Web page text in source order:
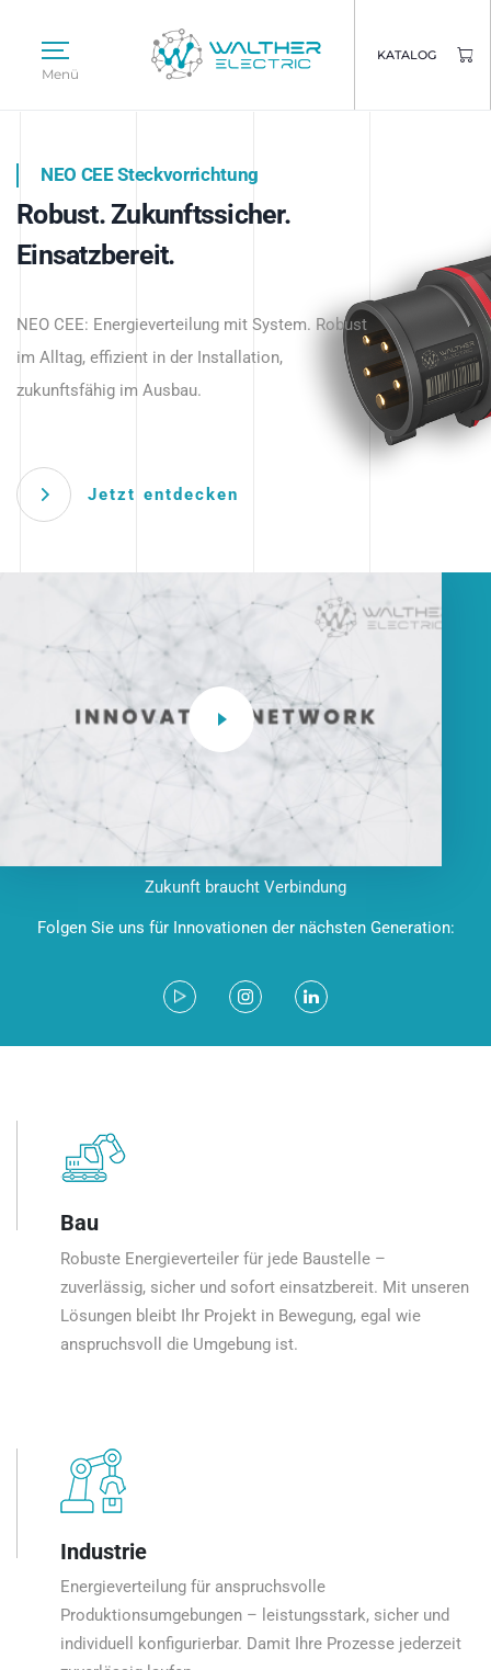
Menü
KATALOG
Intelligente Stromverteilung
beginnt hier.
NEO CEE Steckvorrichtung
Robust. Zukunftssicher.
Einsatzbereit.
NEO CEE: Energieverteilung mit System. Robust
im Alltag, effizient in der Installation,
zukunftsfähig im Ausbau.
Jetzt entdecken
Intelligenz trifft Energie.
Anwendungen – robust, IP-geschützt und
zukunftsfähig.
Zukunft braucht Verbindung
Folgen Sie uns für Innovationen der nächsten Generation:
Bau
Robuste Energieverteiler für jede Baustelle –
zuverlässig, sicher und sofort einsatzbereit. Mit unseren
Lösungen bleibt Ihr Projekt in Bewegung, egal wie
anspruchsvoll die Umgebung ist.
Industrie
Energieverteilung für anspruchsvolle
Produktionsumgebungen – leistungsstark, sicher und
individuell konfigurierbar. Damit Ihre Prozesse jederzeit